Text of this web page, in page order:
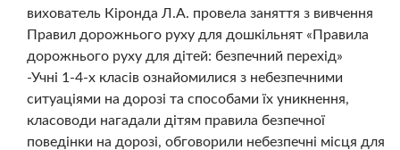
вихователь Кіронда Л.А. провела заняття з вивчення
Правил дорожнього руху для дошкільнят «Правила
дорожнього руху для дітей: безпечний перехід»
-Учні 1-4-х класів ознайомилися з небезпечними
ситуаціями на дорозі та способами їх уникнення,
класоводи нагадали дітям правила безпечної
поведінки на дорозі, обговорили небезпечні місця для